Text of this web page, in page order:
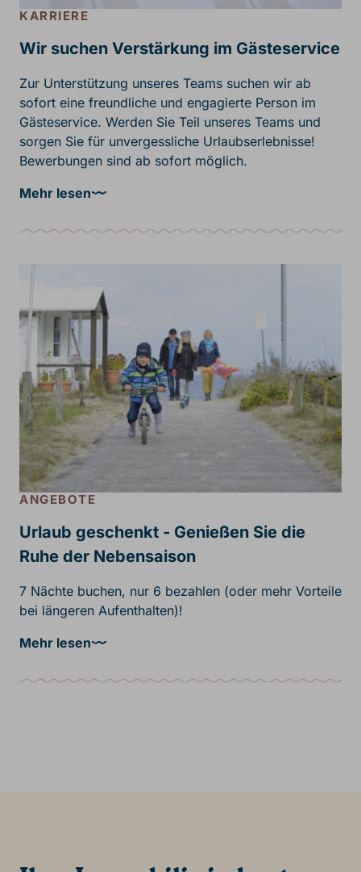
KARRIERE
Wir suchen Verstärkung im Gästeservice
Zur Unterstützung unseres Teams suchen wir ab
sofort eine freundliche und engagierte Person im
Gästeservice. Werden Sie Teil unseres Teams und
sorgen Sie für unvergessliche Urlaubserlebnisse!
Bewerbungen sind ab sofort möglich.
Mehr lesen
ANGEBOTE
Urlaub geschenkt - Genießen Sie die
Ruhe der Nebensaison
7 Nächte buchen, nur 6 bezahlen (oder mehr Vorteile
bei längeren Aufenthalten)!
Mehr lesen